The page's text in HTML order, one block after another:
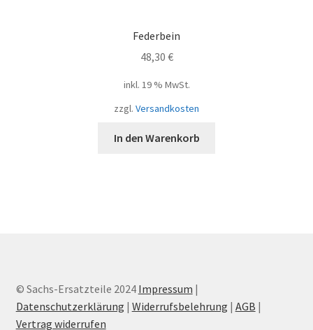
Federbein
48,30 €
inkl. 19 % MwSt.
zzgl. Versandkosten
In den Warenkorb
© Sachs-Ersatzteile 2024 Impressum |
Datenschutzerklärung | Widerrufsbelehrung | AGB |
Vertrag widerrufen